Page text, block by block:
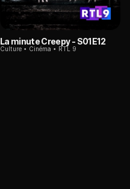
La minute Creepy - S01E12
Culture Cinéma RTL 9